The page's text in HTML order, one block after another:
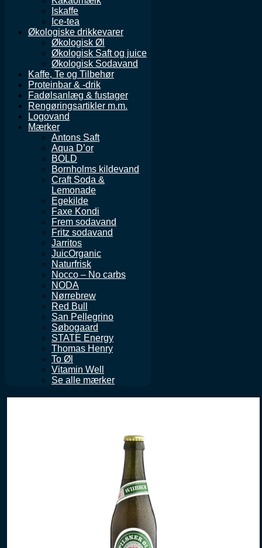
Iskaffe
Ice-tea
Økologiske drikkevarer
Økologisk Øl
Økologisk Saft og juice
Økologisk Sodavand
Kaffe, Te og Tilbehør
Proteinbar & -drik
Fadølsanlæg & fustager
Rengøringsartikler m.m.
Logovand
Mærker
Antons Saft
Aqua D’or
BOLD
Bornholms kildevand
Craft Soda &
Lemonade
Egekilde
Faxe Kondi
Frem sodavand
Fritz sodavand
Jarritos
JuicOrganic
Naturfrisk
Nocco – No carbs
NODA
Nørrebrew
Red Bull
San Pellegrino
Søbogaard
STATE Energy
Thomas Henry
To Øl
Vitamin Well
Se alle mærker